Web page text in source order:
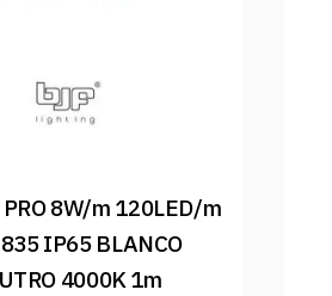
8W/m 120LED/m
IP65 BLANCO
4000K 1m